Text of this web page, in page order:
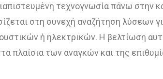
τεχνογνωσία πάνω στην
στη συνεχή αναζήτηση λύσεων
ή ηλεκτρικών. Η βελτίωση
πλαίσια των αναγκών και της